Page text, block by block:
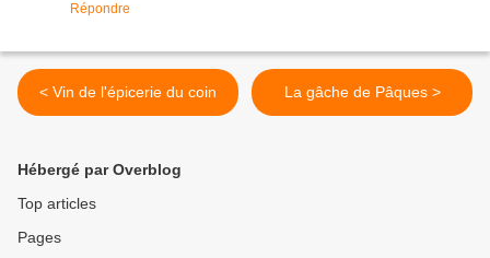
Répondre
< Vin de l'épicerie du coin La gâche de Pâques >
Hébergé par Overblog
Top articles
Pages